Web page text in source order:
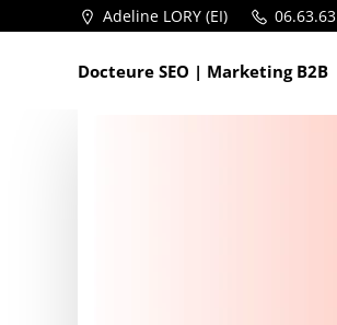
au
Adeline LORY (EI)
Docteure SEO | Marketing B2B